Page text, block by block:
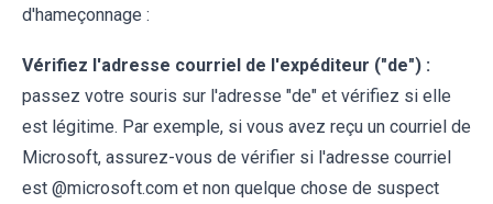
d'hameçonnage :
Vérifiez l'adresse courriel de l'expéditeur ("de") :
passez votre souris sur l'adresse "de" et vérifiez si elle
est légitime. Par exemple, si vous avez reçu un courriel de
Microsoft, assurez-vous de vérifier si l'adresse courriel
est @microsoft.com et non quelque chose de suspect